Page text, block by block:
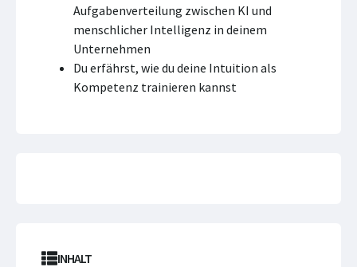
Aufgabenverteilung zwischen KI und
menschlicher Intelligenz in deinem
Unternehmen
Du erfährst, wie du deine Intuition als
Kompetenz trainieren kannst
INHALT